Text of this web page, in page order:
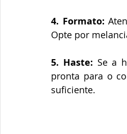
4. Formato:
Opte por
5. Haste: Se a
pronta para o
suficiente.